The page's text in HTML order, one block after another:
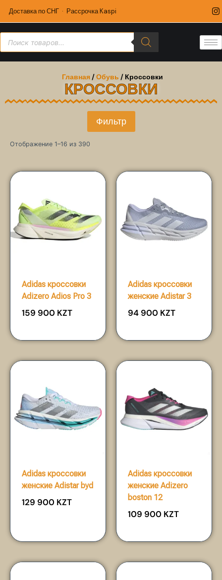
Доставка по СНГ · Рассрочка Kaspi
Главная/Обувь / Кроссовки
КРОССОВКИ
Фильтр
Отображение 1–16 из 390
Adidas кроссовки
Adizero Adios Pro 3
159 900 KZT
Adidas кроссовки
женские Adistar 3
94 900 KZT
Adidas кроссовки
женские Adistar byd
129 900 KZT
Adidas кроссовки
женские Adizero
boston 12
109 900 KZT